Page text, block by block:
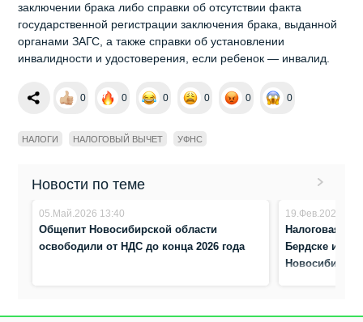
заключении брака либо справки об отсутствии факта
государственной регистрации заключения брака, выданной
органами ЗАГС, а также справки об установлении
инвалидности и удостоверения, если ребенок — инвалид.
0 0 0 0 0 0
НАЛОГИ НАЛОГОВЫЙ ВЫЧЕТ УФНС
Новости по теме
05.Май.2026 13:40
Общепит Новосибирской области
освободили от НДС до конца 2026 года
19.Фев.2026
Налоговая
Бердске и в
Новосибирска